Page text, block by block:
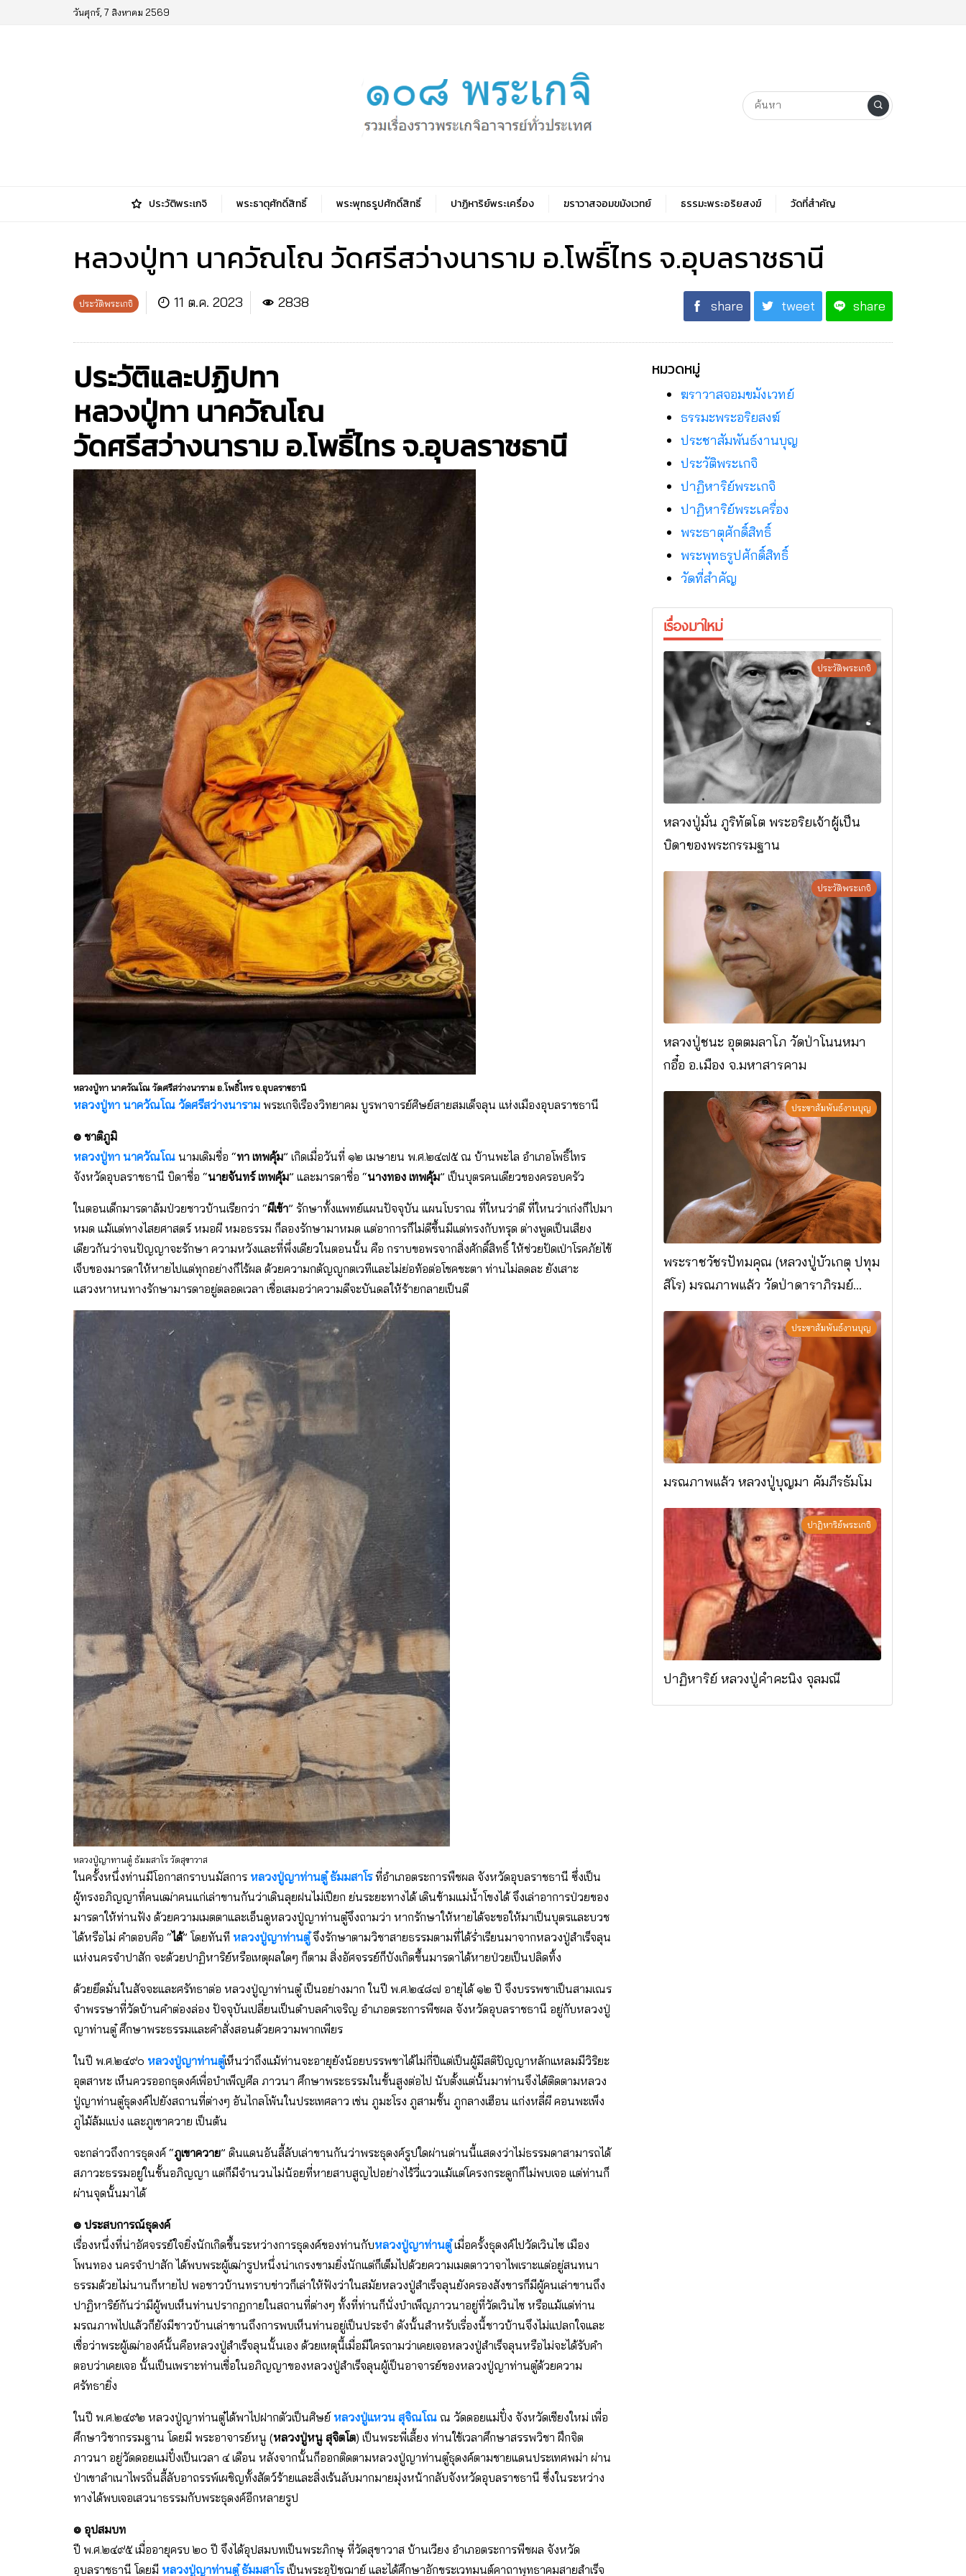
วันศุกร์, 7 สิงหาคม 2569
ประวัติพระเกจิ พระธาตุศักดิ์สิทธิ์ พระพุทธรูปศักดิ์สิทธิ์ ปาฏิหาริย์พระเครื่อง ฆราวาสจอมขมังเวทย์ ธรรมะพระอริยสงฆ์ วัดที่สําคัญ
หลวงปู่ทา นาควัณโณ วัดศรีสว่างนาราม อ.โพธิ์ไทร จ.อุบลราชธานี
ประวัติพระเกจิ 11 ต.ค. 2023 2838 share tweet share
ประวัติและปฏิปทา
หลวงปู่ทา นาควัณโณ
วัดศรีสว่างนาราม อ.โพธิ์ไทร จ.อุบลราชธานี
หลวงปู่ทา นาควัณโณ วัดศรีสว่างนาราม อ.โพธิ์ไทร จ.อุบลราชธานี
หลวงปู่ทา นาควัณโณ วัดศรีสว่างนาราม พระเกจิเรืองวิทยาคม บูรพาจารย์ศิษย์สายสมเด็จลุน แห่งเมืองอุบลราชธานี
๏ ชาติภูมิ
หลวงปู่ทา นาควัณโณ นามเดิมชื่อ “ทา เทพคุ้ม” เกิดเมื่อวันที่ ๑๒ เมษายน พ.ศ.๒๔๗๕ ณ บ้านพะไล อำเภอโพธิ์ไทร
จังหวัดอุบลราชธานี บิดาชื่อ “นายจันทร์ เทพคุ้ม” และมารดาชื่อ “นางทอง เทพคุ้ม” เป็นบุตรคนเดียวของครอบครัว
ในตอนเด็กมารดาล้มป่วยชาวบ้านเรียกว่า “ผีเข้า” รักษาทั้งแพทย์แผนปัจจุบัน แผนโบราณ ที่ใหนว่าดี ที่ใหนว่าเก่งก็ไปมา
หมด แม้แต่ทางไสยศาสตร์ หมอผี หมอธรรม ก็ลองรักษามาหมด แต่อาการก็ไม่ดีขึ้นมีแต่ทรงกับทรุด ต่างพูดเป็นเสียง
เดียวกันว่าจนปัญญาจะรักษา ความหวังและที่พึ่งเดียวในตอนนั้น คือ กราบขอพรจากสิ่งศักดิ์สิทธิ์ ให้ช่วยปัดเป่าโรคภัยไข้
เจ็บของมารดาให้หายไปแต่ทุกอย่างก็ไร้ผล ด้วยความกตัญญูกตเวทีและไม่ย่อท้อต่อโชคชะตา ท่านไม่ลดละ ยังเสาะ
แสวงหาหนทางรักษามารดาอยู่ตลอดเวลา เชื่อเสมอว่าความดีจะบันดลให้ร้ายกลายเป็นดี
หลวงปู่ญาทานตู๋ ธัมมสาโร วัดสุขาวาส
ในครั้งหนึ่งท่านมีโอกาสกราบนมัสการ หลวงปู่ญาท่านตู๋ ธัมมสาโรที่อำเภอตระการพืชผล จังหวัดอุบลราชธานี ซึ่งเป็น
ผู้ทรงอภิญญาที่คนเฒ่าคนแก่เล่าขานกันว่าเดินลุยฝนไม่เปียก ย่นระยะทางได้ เดินข้ามแม่น้ำโขงได้ จึงเล่าอาการป่วยของ
มารดาให้ท่านฟัง ด้วยความเมตตาและเอ็นดูหลวงปู่ญาท่านตู๋จึงถามว่า หากรักษาให้หายได้จะขอให้มาเป็นบุตรและบวช
ได้หรือไม่ คำตอบคือ “ได้” โดยทันที หลวงปู่ญาท่านตู๋จึงรักษาตามวิชาสายธรรมตามที่ได้ร่ำเรียนมาจากหลวงปู่สำเร็จลุน
แห่งนครจำปาสัก จะด้วยปาฏิหาริย์หรือเหตุผลใดๆ ก็ตาม สิ่งอัศจรรย์ก็บังเกิดขึ้นมารดาได้หายป่วยเป็นปลิดทิ้ง
ด้วยยึดมั่นในสัจจะและศรัทธาต่อ หลวงปู่ญาท่านตู๋ เป็นอย่างมาก ในปี พ.ศ.๒๔๘๗ อายุได้ ๑๒ ปี จึงบรรพชาเป็นสามเณร
จำพรรษาที่วัดบ้านคำต่องล่อง ปัจจุบันเปลี่ยนเป็นตำบลคำเจริญ อำเภอตระการพืชผล จังหวัดอุบลราชธานี อยู่กับหลวงปู่
ญาท่านตู๋ ศึกษาพระธรรมและคำสั่งสอนด้วยความพากเพียร
ในปี พ.ศ.๒๔๙๐ หลวงปู่ญาท่านตู๋เห็นว่าถึงแม้ท่านจะอายุยังน้อยบรรพชาได้ไม่กี่ปีแต่เป็นผู้มีสติปัญญาหลักแหลมมีวิริยะ
อุตสาหะ เห็นควรออกธุดงค์เพื่อบำเพ็ญศีล ภาวนา ศึกษาพระธรรมในขั้นสูงต่อไป นับตั้งแต่นั้นมาท่านจึงได้ติดตามหลวง
ปู่ญาท่านตู๋ธุดงค์ไปยังสถานที่ต่างๆ อันไกลโพ้นในประเทศลาว เช่น ภูมะโรง ภูสามชั้น ภูกลางเฮือน แก่งหลี่ผี คอนพะเพ็ง
ภูไม้ล้มแบ่ง และภูเขาควาย เป็นต้น
จะกล่าวถึงการธุดงค์ “ภูเขาควาย” ดินแดนอันลี้ลับเล่าขานกันว่าพระธุดงค์รูปใดผ่านด่านนี้แสดงว่าไม่ธรรมดาสามารถได้
สภาวะธรรมอยู่ในขั้นอภิญญา แต่ก็มีจำนวนไม่น้อยที่หายสาบสูญไปอย่างไร้วี่แววแม้แต่โครงกระดูกก็ไม่พบเจอ แต่ท่านก็
ผ่านจุดนั้นมาได้
๏ ประสบการณ์ธุดงค์
เรื่องหนึ่งที่น่าอัศจรรย์ใจยิ่งนักเกิดขึ้นระหว่างการธุดงค์ของท่านกับหลวงปู่ญาท่านตู๋เมื่อครั้งธุดงค์ไปวัดเวินไซ เมือง
โพนทอง นครจำปาสัก ได้พบพระผู้เฒ่ารูปหนึ่งน่าเกรงขามยิ่งนักแต่ก็เต็มไปด้วยความเมตตาวาจาไพเราะแต่อยู่สนทนา
ธรรมด้วยไม่นานก็หายไป พอชาวบ้านทราบข่าวก็เล่าให้ฟังว่าในสมัยหลวงปู่สำเร็จลุนยังครองสังขารก็มีผู้คนเล่าขานถึง
ปาฏิหาริย์กันว่ามีผู้พบเห็นท่านปรากฏกายในสถานที่ต่างๆ ทั้งที่ท่านก็นั่งบำเพ็ญภาวนาอยู่ที่วัดเวินไซ หรือแม้แต่ท่าน
มรณภาพไปแล้วก็ยังมีชาวบ้านเล่าขานถึงการพบเห็นท่านอยู่เป็นประจำ ดังนั้นสำหรับเรื่องนี้ชาวบ้านจึงไม่แปลกใจและ
เชื่อว่าพระผู้เฒ่าองค์นั้นคือหลวงปู่สำเร็จลุนนั้นเอง ด้วยเหตุนี้เมื่อมีใครถามว่าเคยเจอหลวงปู่สำเร็จลุนหรือไม่จะได้รับคำ
ตอบว่าเคยเจอ นั้นเป็นเพราะท่านเชื่อในอภิญญาของหลวงปู่สำเร็จลุนผู้เป็นอาจารย์ของหลวงปู่ญาท่านตู๋ด้วยความ
ศรัทธายิ่ง
ในปี พ.ศ.๒๔๙๒ หลวงปู่ญาท่านตู๋ได้พาไปฝากตัวเป็นศิษย์หลวงปู่แหวน สุจิณโณ ณ วัดดอยแม่ปั๋ง จังหวัดเชียงใหม่ เพื่อ
ศึกษาวิชากรรมฐาน โดยมี พระอาจารย์หนู (หลวงปู่หนู สุจิตโต) เป็นพระพี่เลี้ยง ท่านใช้เวลาศึกษาสรรพวิชา ฝึกจิต
ภาวนา อยู่วัดดอยแม่ปั๋งเป็นเวลา ๔ เดือน หลังจากนั้นก็ออกติดตามหลวงปู่ญาท่านตู๋ธุดงค์ตามชายแดนประเทศพม่า ผ่าน
ป่าเขาลำเนาไพรถิ่นลี้ลับอาถรรพ์เผชิญทั้งสัตว์ร้ายและสิ่งเร้นลับมากมายมุ่งหน้ากลับจังหวัดอุบลราชธานี ซึ่งในระหว่าง
ทางได้พบเจอเสวนาธรรมกับพระธุดงค์อีกหลายรูป
๏ อุปสมบท
ปี พ.ศ.๒๔๙๕ เมื่ออายุครบ ๒๐ ปี จึงได้อุปสมบทเป็นพระภิกษุ ที่วัดสุขาวาส บ้านเวียง อำเภอตระการพืชผล จังหวัด
อุบลราชธานี โดยมี หลวงปู่ญาท่านตู๋ ธัมมสาโรเป็นพระอุปัชฌาย์ และได้ศึกษาอักขระเวทมนต์คาถาพุทธาคมสายสำเร็จ
หมวดหมู่
ฆราวาสจอมขมังเวทย์
ธรรมะพระอริยสงฆ์
ประชาสัมพันธ์งานบุญ
ประวัติพระเกจิ
ปาฏิหาริย์พระเกจิ
ปาฏิหาริย์พระเครื่อง
พระธาตุศักดิ์สิทธิ์
พระพุทธรูปศักดิ์สิทธิ์
วัดที่สําคัญ
เรื่องมาใหม่
ประวัติพระเกจิ
หลวงปู่มั่น ภูริทัตโต พระอริยเจ้าผู้เป็น
บิดาของพระกรรมฐาน
ประวัติพระเกจิ
หลวงปู่ชนะ อุตตมลาโภ วัดป่าโนนหมา
กอื๋อ อ.เมือง จ.มหาสารคาม
ประชาสัมพันธ์งานบุญ
พระราชวัชรปัทมคุณ (หลวงปู่บัวเกตุ ปทุม
สิโร) มรณภาพแล้ว วัดป่าดาราภิรมย์
อ.แม่ริม จ.เชียงใหม่
ประชาสัมพันธ์งานบุญ
มรณภาพแล้ว หลวงปู่บุญมา คัมภีรธัมโม
ปาฏิหาริย์พระเกจิ
ปาฏิหาริย์ หลวงปู่คำคะนิง จุลมณี